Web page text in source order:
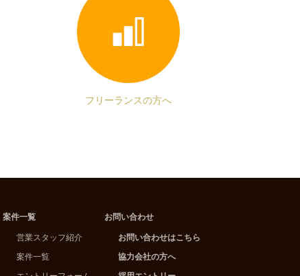
フリーランスの方へ
案件一覧
営業スタッフ紹介
案件一覧
お問い合わせ
お問い合わせはこちら
協力会社の方へ